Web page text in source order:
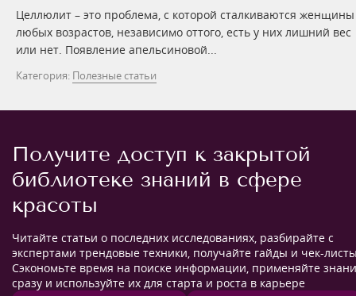
Целлюлит – это проблема, с которой сталкиваются женщины
любых возрастов, независимо оттого, есть у них лишний вес
или нет. Появление апельсиновой...
Категория: Полезные статьи
Получите доступ к закрытой
библиотеке знаний в сфере
красоты
Читайте статьи о последних исследованиях, разбирайте с
экспертами трендовые техники, получайте гайды и чек-
Сэкономьте время на поиске информации, применяйте
сразу и используйте их для старта и роста в карьере